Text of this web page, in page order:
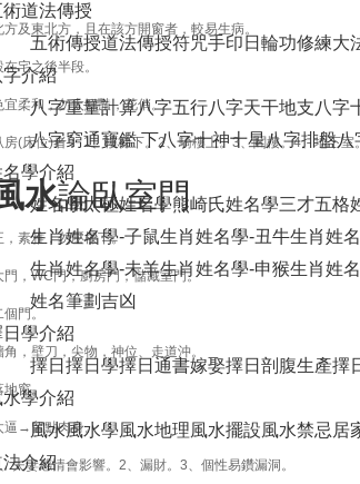
術道法傳授
五術傳授道法傳授符咒手印 日輪功修練大
字介紹
八字重量計算八字五行八字天干地支八字
八字窮通寶鑑 下八字十神十星八字排盤八
名學介紹
姓名學太極姓名學熊崎氏姓名學三才五格
生肖姓名學-子鼠生肖姓名學-丑牛生肖姓
生肖姓名學-未羊生肖姓名學-申猴生肖姓
姓名筆劃吉凶
日學介紹
擇日 擇日學擇日通書嫁娶擇日 剖腹生產擇
水學介紹
風水風水學風水地理風水擺設風水禁忌 居
法介紹
及東北方，且在該方開窗者，較易生病。
宅之後半段。
宜柔和，勿太鮮豔，花俏。
(床位)者： 1、樓梯下。2、騎樓上。3、閣樓。4、地下
水論臥室門
，素雅，勿壓樑下。
門，WC門，廚房門，儲藏室門。
門。
，壁刀，尖物，神位、走道沖。
窗。
逼→留點肉身。
夫妻感情會影響。2、漏財。3、個性易鑽漏洞。